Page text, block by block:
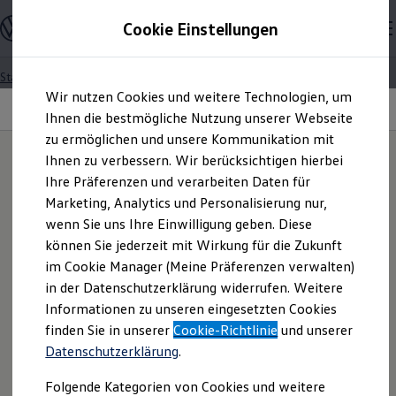
Hauptinhalt
springen
Footer
springen
Modelle und Konfigurator
Konfigurator
Modelle vergleichen
Elektroautos
ENERGY Sondermodelle
Nutzfahrzeuge
SUV und CUV
Familienautos
Kombis
Kompaktwagen
Sportwagen
Schnell verfügbare Fahrzeuge
Angebote und Produkte
Aktuelle Angebote
E-Auto-Förderung
Volkswagen Marktplatz
Die ENERGY Sondermodelle
Junge Gebrauchtwagen und Gebrauchtwagen
Volkswagen Zertifizierte Gebrauchtwagen
Elektromobilität bei Gebrauchtwagen
Saisonangebote
Startseite
Datenschutzerklärung
„Datenverarbeitung im
Rahmen von Fahrten zu
Forschungs-,
Entwicklungs- und
Erprobungszwecken"
EU-Mitgliedsländer | EU-countries
България/Bulgaria
Изтеглете тук декларацията за защита на личните
данни за записване на видео данни върху български.
Download the Privacy Policy for video data recording in
English here.
Cookie Einstellungen
Wir nutzen Cookies und weitere Technologien, um
Ihnen die bestmögliche Nutzung unserer Webseite
zu ermöglichen und unsere Kommunikation mit
Ihnen zu verbessern. Wir berücksichtigen hierbei
Ihre Präferenzen und verarbeiten Daten für
Marketing, Analytics und Personalisierung nur,
wenn Sie uns Ihre Einwilligung geben. Diese
können Sie jederzeit mit Wirkung für die Zukunft
im Cookie Manager (Meine Präferenzen verwalten)
in der Datenschutzerklärung widerrufen. Weitere
Informationen zu unseren eingesetzten Cookies
finden Sie in unsererCookie-Richtlinie und unserer
Datenschutzerklärung.
Folgende Kategorien von Cookies und weitere